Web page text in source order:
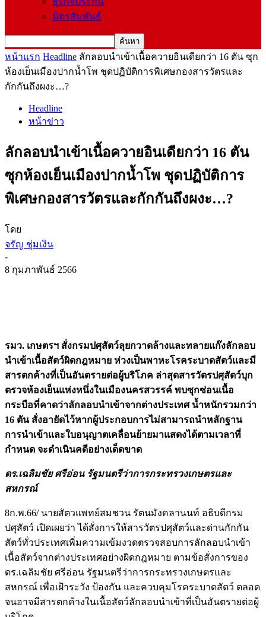
มิตรสัมพันธ์
หน้าแรก Headline ลักลอบนำเข้าเนื้อควายอินเดียกว่า 16 ตัน ซุก
ห้องเย็นเมืองปากน้ำโพ ชุดปฏิบัติการพิเศษกองสารวัตรและ
กักกันถึงผงะ…?
Headline
หน้าข่าว
ลักลอบนำเข้าเนื้อควายอินเดียกว่า 16 ตัน
ซุกห้องเย็นเมืองปากน้ำโพ ชุดปฏิบัติการ
พิเศษกองสารวัตรและกักกันถึงผงะ…?
โดย
จรัญ ชุ่มเงิน
-
8 กุมภาพันธ์ 2566
รมว. เกษตรฯ สั่งกรมปศุสัตว์ลุยกวาดล้างและทลายแก๊งลักลอบ
นำเข้าเนื้อสัตว์ผิดกฎหมาย ห่วงเป็นพาหะโรคระบาดสัตว์และมี
สารตกค้างที่เป็นอันตรายต่อผู้บริโภค ล่าสุดสารวัตรปศุสัตว์บุก
ตรวจห้องเย็นแห่งหนึ่งในเมืองนครสวรรค์ พบซุกซ่อนเนื้อ
กระบือที่คาดว่าลักลอบนำเข้าจากต่างประเทศ น้ำหนักรวมกว่า
16 ตัน สั่งอายัดไว้หากผู้ประกอบการไม่สามารถนำหลักฐาน
การนำเข้าและใบอนุญาตเคลื่อนย้ายมาแสดงได้ตามเวลาที่
กำหนด จะดำเนินคดีอย่างเด็ดขาด
ดร.เฉลิมชัย ศรีอ่อน รัฐมนตรีว่าการกระทรวงเกษตรและ
สหกรณ์
8ก.พ.66/ นายสัตวแพทย์สมชวน รัตนมังคลานนท์ อธิบดีกรม
ปศุสัตว์ เปิดเผยว่า ได้สั่งการให้สารวัตรปศุสัตว์และด่านกักกัน
สัตว์ทั่วประเทศเพิ่มความเข้มงวดตรวจสอบการลักลอบนำเข้า
เนื้อสัตว์จากต่างประเทศอย่างผิดกฎหมาย ตามข้อสั่งการของ
ดร.เฉลิมชัย ศรีอ่อน รัฐมนตรีว่าการกระทรวงเกษตรและ
สหกรณ์ เพื่อเฝ้าระวัง ป้องกัน และควบคุมโรคระบาดสัตว์ ตลอด
จนอาจมีสารตกค้างในเนื้อสัตว์ลักลอบนำเข้าที่เป็นอันตรายต่อผู้